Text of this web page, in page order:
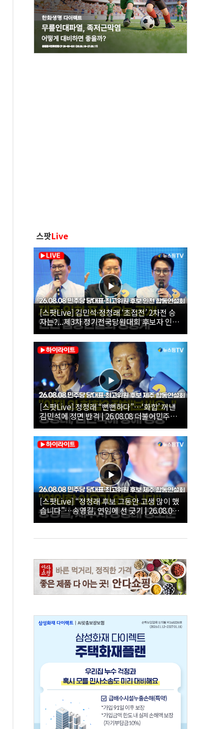
스팟Live
[스팟Live] 김민석·정청래 ‘초접전’ 2차전 승
자는?...제3차 정기전국당원대회 후보자 인천
합동연설회 생중계 | 26.08.08
[스팟Live] 정청래 “뻔뻔하다”…‘화합’ 꺼낸
김민석에 정면 반격 | 26.08.08 더불어민주당
당대표·최고위원 후보 제주 합동연설회
[스팟Live] “정청래 후보 그동안 고생 많이 했
습니다”…송영길, 연임에 선 긋기 | 26.08.08
더불어민주당 당대표·최고위원 후보 제주 합